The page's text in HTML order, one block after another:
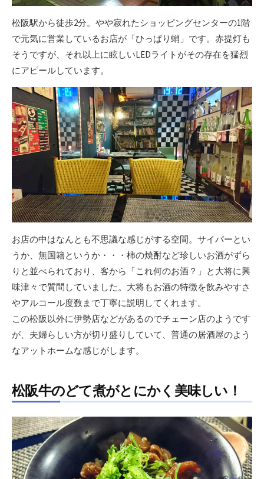
松阪駅から徒歩2分。やや寂れたショッピングセンターの1階
で元気に営業しているお店が「ひっぱり蛸」です。赤提灯も
そうですが、それ以上に眩しいLEDライトがその存在を猛烈
にアピールしています。
お店の中はなんとも不思議な感じがする空間。サイバーとい
うか、無国籍というか・・・柿の焼酎など珍しいお酒がずら
りと並べられており、客から「これ何のお酒？」と大将に興
味津々で質問していました。大将もお酒の特徴を飲みやすさ
やアルコール度数まで丁寧に説明してくれます。
この松阪以外に伊勢店などがあるのでチェーン店のようです
が、夫婦らしい方が切り盛りしていて、普通の居酒屋のよう
なアットホームな感じがします。
松阪牛のどて煮がとにかく美味しい！